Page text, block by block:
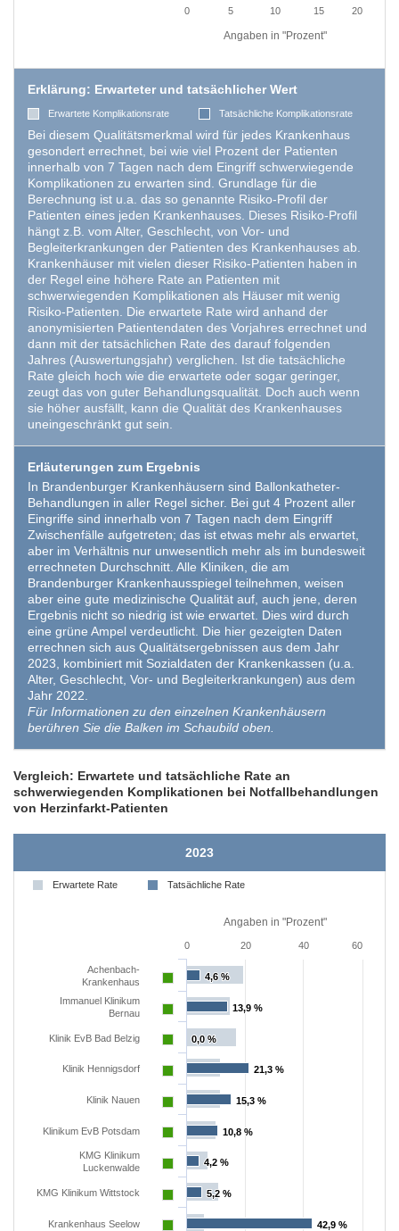
Angaben in "Prozent"
0 5 10 15 20
Erklärung: Erwarteter und tatsächlicher Wert
Erwartete Komplikationsrate Tatsächliche Komplikationsrate
Bei diesem Qualitätsmerkmal wird für jedes Krankenhaus
gesondert errechnet, bei wie viel Prozent der Patienten
innerhalb von 7 Tagen nach dem Eingriff schwerwiegende
Komplikationen zu erwarten sind. Grundlage für die
Berechnung ist u.a. das so genannte Risiko-Profil der
Patienten eines jeden Krankenhauses. Dieses Risiko-Profil
hängt z.B. vom Alter, Geschlecht, von Vor- und
Begleiterkrankungen der Patienten des Krankenhauses ab.
Krankenhäuser mit vielen dieser Risiko-Patienten haben in
der Regel eine höhere Rate an Patienten mit
schwerwiegenden Komplikationen als Häuser mit wenig
Risiko-Patienten. Die erwartete Rate wird anhand der
anonymisierten Patientendaten des Vorjahres errechnet und
dann mit der tatsächlichen Rate des darauf folgenden
Jahres (Auswertungsjahr) verglichen. Ist die tatsächliche
Rate gleich hoch wie die erwartete oder sogar geringer,
zeugt das von guter Behandlungsqualität. Doch auch wenn
sie höher ausfällt, kann die Qualität des Krankenhauses
uneingeschränkt gut sein.
Erläuterungen zum Ergebnis
In Brandenburger Krankenhäusern sind Ballonkatheter-
Behandlungen in aller Regel sicher. Bei gut 4 Prozent aller
Eingriffe sind innerhalb von 7 Tagen nach dem Eingriff
Zwischenfälle aufgetreten; das ist etwas mehr als erwartet,
aber im Verhältnis nur unwesentlich mehr als im bundesweit
errechneten Durchschnitt. Alle Kliniken, die am
Brandenburger Krankenhausspiegel teilnehmen, weisen
aber eine gute medizinische Qualität auf, auch jene, deren
Ergebnis nicht so niedrig ist wie erwartet. Dies wird durch
eine grüne Ampel verdeutlicht. Die hier gezeigten Daten
errechnen sich aus Qualitätsergebnissen aus dem Jahr
2023, kombiniert mit Sozialdaten der Krankenkassen (u.a.
Alter, Geschlecht, Vor- und Begleiterkrankungen) aus dem
Jahr 2022.
Für Informationen zu den einzelnen Krankenhäusern
berühren Sie die Balken im Schaubild oben.
Vergleich: Erwartete und tatsächliche Rate an
schwerwiegenden Komplikationen bei Notfallbehandlungen
von Herzinfarkt-Patienten
2023
Erwartete Rate Tatsächliche Rate
Angaben in "Prozent"
4,6 %
4,6 %
13,9 %
13,9 %
0,0 %
0,0 %
21,3 %
21,3 %
15,3 %
15,3 %
10,8 %
10,8 %
4,2 %
4,2 %
5,2 %
5,2 %
42,9 %
42,9 %
Achenbach-
Krankenhaus
Immanuel Klinikum
Bernau
Klinik EvB Bad Belzig
Klinik Hennigsdorf
Klinik Nauen
Klinikum EvB Potsdam
KMG Klinikum
Luckenwalde
KMG Klinikum Wittstock
Krankenhaus Seelow
0 20 40 60